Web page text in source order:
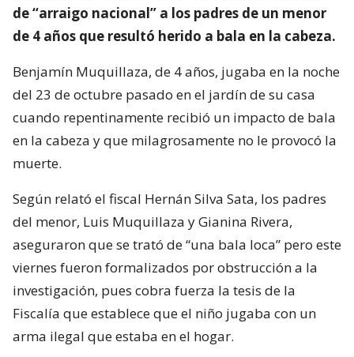
de “arraigo nacional” a los padres de un menor
de 4 años que resultó herido a bala en la cabeza.
Benjamín Muquillaza, de 4 años, jugaba en la noche
del 23 de octubre pasado en el jardín de su casa
cuando repentinamente recibió un impacto de bala
en la cabeza y que milagrosamente no le provocó la
muerte.
Según relató el fiscal Hernán Silva Sata, los padres
del menor, Luis Muquillaza y Gianina Rivera,
aseguraron que se trató de “una bala loca” pero este
viernes fueron formalizados por obstrucción a la
investigación, pues cobra fuerza la tesis de la
Fiscalía que establece que el niño jugaba con un
arma ilegal que estaba en el hogar.